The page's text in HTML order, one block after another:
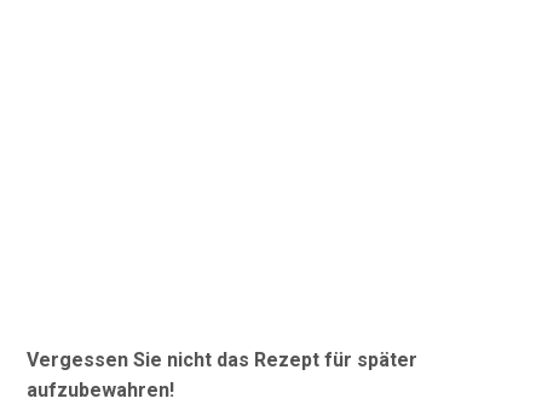
Vergessen Sie nicht das Rezept für später
aufzubewahren!